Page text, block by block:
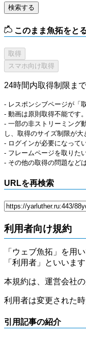
検索する
このまま魚拓をと
24時間内取得制限ま
- レスポンシブページが「
- 動画は原則取得不能です。
- 一部の非ストリーミング
し、取得のサイズ制限が大
- ログインが必要になって
- フレームページを取りた
- その他の取得の問題など
URLを再検索
利用者向け規約
「ウェブ魚拓」を用
「利用者」といいま
本規約は、運営会社
利用者は変更された
引用記事の紹介